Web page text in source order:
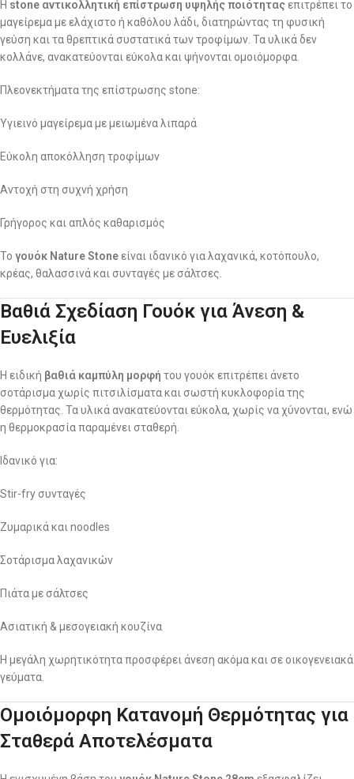
Η stone αντικολλητική επίστρωση υψηλής ποιότητας επιτρέπει το
μαγείρεμα με ελάχιστο ή καθόλου λάδι, διατηρώντας τη φυσική
γεύση και τα θρεπτικά συστατικά των τροφίμων. Τα υλικά δεν
κολλάνε, ανακατεύονται εύκολα και ψήνονται ομοιόμορφα.
Πλεονεκτήματα της επίστρωσης stone:
Υγιεινό μαγείρεμα με μειωμένα λιπαρά
Εύκολη αποκόλληση τροφίμων
Αντοχή στη συχνή χρήση
Γρήγορος και απλός καθαρισμός
Το γουόκ Nature Stone είναι ιδανικό για λαχανικά, κοτόπουλο,
κρέας, θαλασσινά και συνταγές με σάλτσες.
Βαθιά Σχεδίαση Γουόκ για Άνεση &
Ευελιξία
Η ειδική βαθιά καμπύλη μορφή του γουόκ επιτρέπει άνετο
σοτάρισμα χωρίς πιτσιλίσματα και σωστή κυκλοφορία της
θερμότητας. Τα υλικά ανακατεύονται εύκολα, χωρίς να χύνονται, ενώ
η θερμοκρασία παραμένει σταθερή.
Ιδανικό για:
Stir-fry συνταγές
Ζυμαρικά και noodles
Σοτάρισμα λαχανικών
Πιάτα με σάλτσες
Ασιατική & μεσογειακή κουζίνα
Η μεγάλη χωρητικότητα προσφέρει άνεση ακόμα και σε οικογενειακά
γεύματα.
Ομοιόμορφη Κατανομή Θερμότητας για
Σταθερά Αποτελέσματα